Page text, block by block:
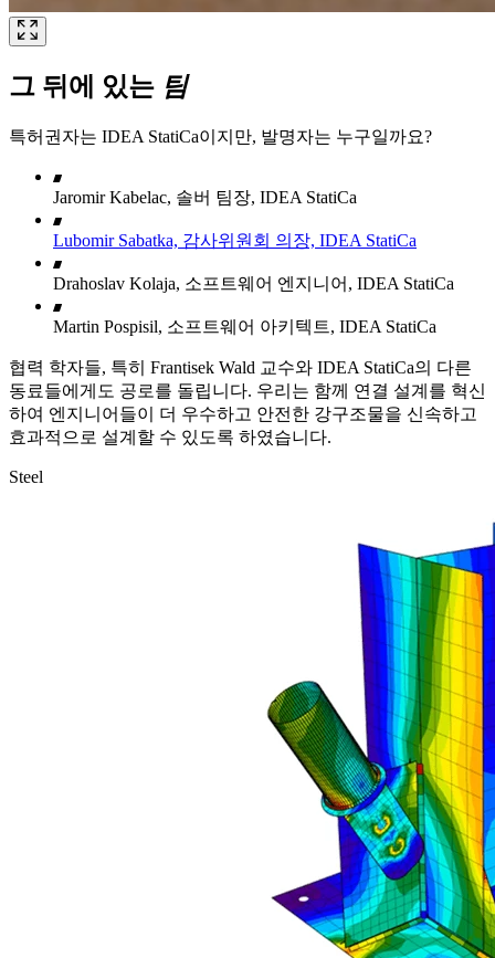
그 뒤에 있는 팀
특허권자는 IDEA StatiCa이지만, 발명자는 누구일까요?
Jaromir Kabelac, 솔버 팀장, IDEA StatiCa
Lubomir Sabatka, 감사위원회 의장, IDEA StatiCa
Drahoslav Kolaja, 소프트웨어 엔지니어, IDEA StatiCa
Martin Pospisil, 소프트웨어 아키텍트, IDEA StatiCa
협력 학자들, 특히 Frantisek Wald 교수와 IDEA StatiCa의 다른
동료들에게도 공로를 돌립니다. 우리는 함께 연결 설계를 혁신
하여 엔지니어들이 더 우수하고 안전한 강구조물을 신속하고
효과적으로 설계할 수 있도록 하였습니다.
Steel